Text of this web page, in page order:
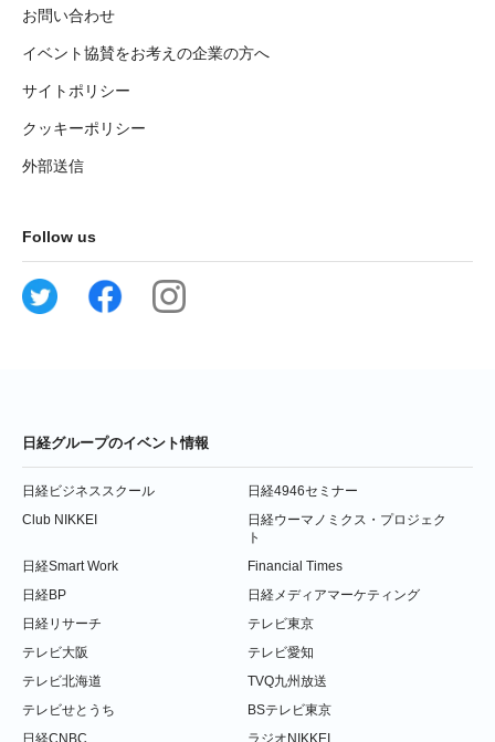
お問い合わせ
イベント協賛をお考えの企業の方へ
サイトポリシー
クッキーポリシー
外部送信
Follow us
日経グループのイベント情報
日経ビジネススクール
日経4946セミナー
Club NIKKEI
日経ウーマノミクス・プロジェク
ト
日経Smart Work
Financial Times
日経BP
日経メディアマーケティング
日経リサーチ
テレビ東京
テレビ大阪
テレビ愛知
テレビ北海道
TVQ九州放送
テレビせとうち
BSテレビ東京
日経CNBC
ラジオNIKKEI